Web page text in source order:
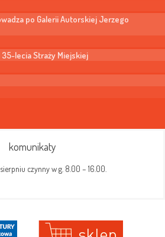
po Galerii Autorskiej Jerzego
lecia Straży Miejskiej
komunikaty
czynny w g. 8.00 – 16.00.